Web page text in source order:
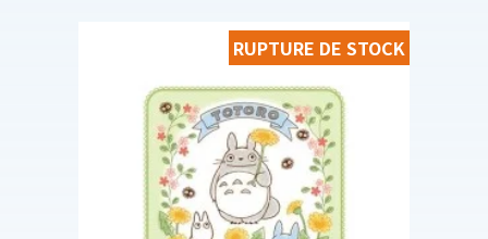
RUPTURE DE STOCK